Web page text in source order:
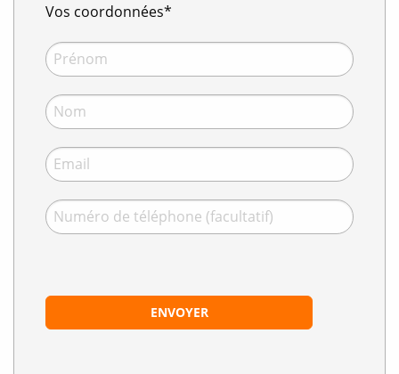
Vos coordonnées*